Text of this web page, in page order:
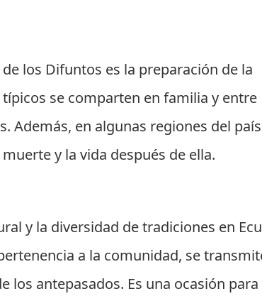
los Difuntos es la preparación de la
se comparten en familia y entre
Además, en algunas regiones del
y la vida después de ella.
y la diversidad de tradiciones en
a la comunidad, se
los antepasados. Es una ocasión para